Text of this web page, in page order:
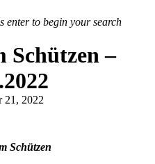
enter to begin your search
Schützen –
21, 2022
Schützen